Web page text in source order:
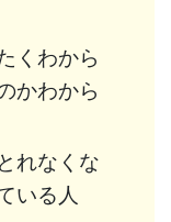
くわから
かわから
れなくな
いる人